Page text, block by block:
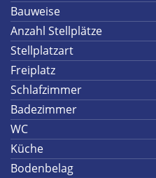
Bauweise
Anzahl Stellplätze
Stellplatzart
Freiplatz
Schlafzimmer
Badezimmer
WC
Küche
Bodenbelag